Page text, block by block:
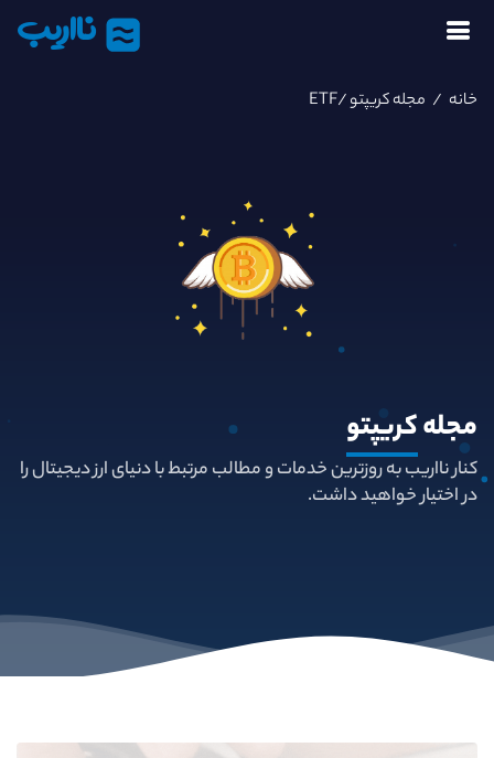
نااریب
خانه / مجله کریپتو/ETF
مجلهکریپتو
کنار نااریب به روزترین خدمات و مطالب مرتبط با دنیای ارز دیجیتال را
در اختیار خواهید داشت.